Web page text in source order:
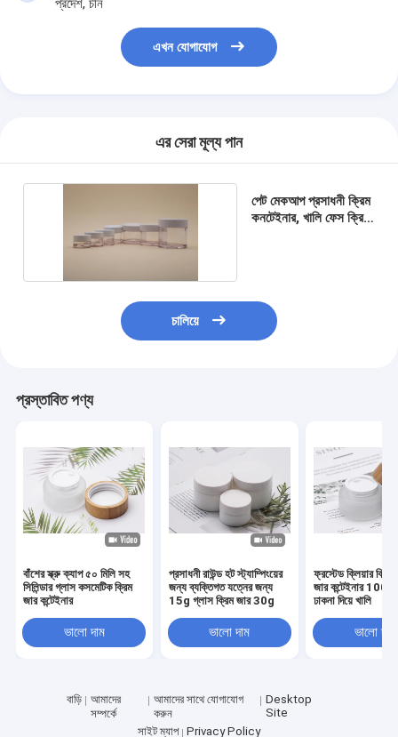
প্রদেশ, চীন
এখন যোগাযোগ
এর সেরা মূল্য পান
পেট মেকআপ প্রসাধনী ক্রিম
কনটেইনার, খালি ফেস ক্রিম
চালিয়ে
প্রস্তাবিত পণ্য
বাঁশের স্ক্রু ক্যাপ ৫০ মিলি সহ
সিলিন্ডার গ্লাস কসমেটিক ক্রিম
জার কন্টেইনার
ভালো দাম
প্রসাধনী রাউন্ড হট স্ট্যাম্পিংয়ের
জন্য ব্যক্তিগত যত্নের জন্য
15g গ্লাস ক্রিম জার 30g
ভালো দাম
ফ্রস্টেড ক্লিয়ার ক্রিম
জার কন্টেইনার 100
ঢাকনা দিয়ে খালি
ভালো দাম
বাড়ি
আমাদের
সম্পর্কে
আমাদের সাথে যোগাযোগ
করুন
Desktop
Site
সাইট ম্যাপ
Privacy Policy